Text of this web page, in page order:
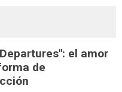
el amor
de